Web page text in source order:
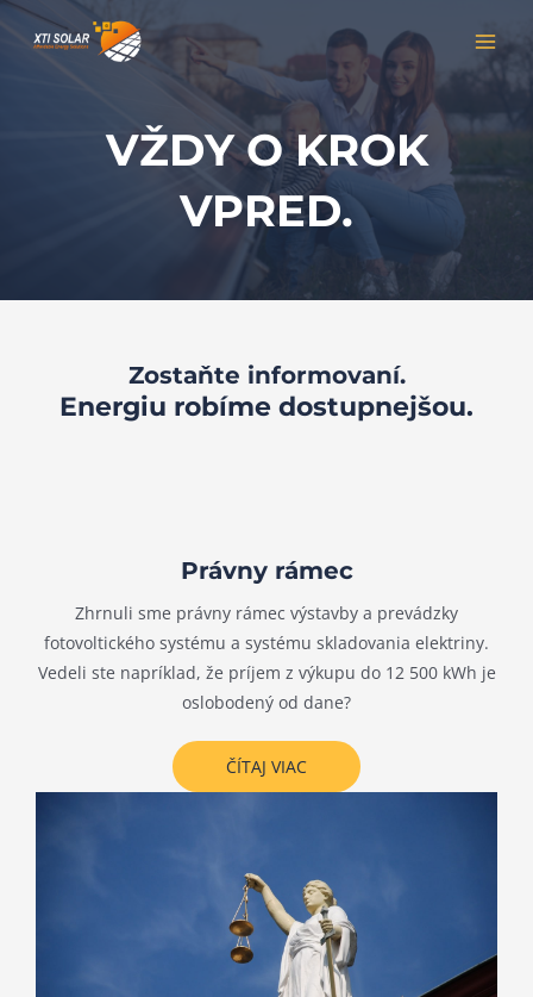
Preskočiť
VŽDY O KROK
VPRED.
Zostaňte informovaní.
Energiu robíme dostupnejšou.
Právny rámec
Zhrnuli sme právny rámec výstavby a prevádzky
fotovoltického systému a systému skladovania elektriny.
Vedeli ste napríklad, že príjem z výkupu do 12 500 kWh je
oslobodený od dane?
ČÍTAJ VIAC